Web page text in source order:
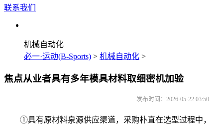
联系我们
机械自动化
必一·运动(B-Sports) > 机械自动化 >
焦点从业者具有多年模具材料取细密机加验
发布时间：2026-05-22 03:50
①具有原材料泉源供应渠道，采购朴直在选型过程中，